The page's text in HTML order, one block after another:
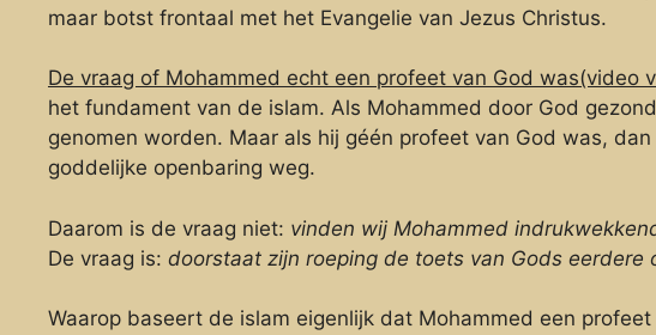
maar botst frontaal met het Evangelie van Jezus Christus.
De vraag of Mohammed echt een profeet van God was(video
het fundament van de islam. Als Mohammed door God
genomen worden. Maar als hij géén profeet van God was,
goddelijke openbaring weg.
Daarom is de vraag niet: vinden wij Mohammed
De vraag is: doorstaat zijn roeping de toets van Gods eerdere
Waarop baseert de islam eigenlijk dat Mohammed een